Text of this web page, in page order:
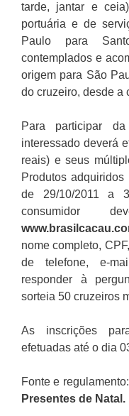
tarde, jantar e
portuária e de
Paulo para
contemplados e
origem para São
do cruzeiro, desde a
Para participar da
interessado deverá
reais) e seus
Produtos
de 29/10/2011 a
consumidor
nome completo,
de telefone, e-
responder à
sorteia 50 cruzeiros
As inscrições
efetuadas até o dia
Fonte e
Presentes de Natal.